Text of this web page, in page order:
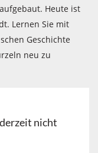
Heute ist
Lernen Sie mit
Geschichte
neu zu
nicht